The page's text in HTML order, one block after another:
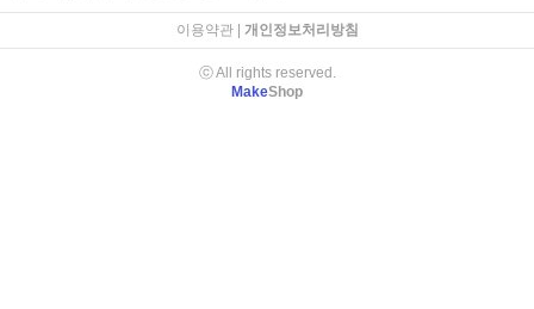
이용약관| 개인정보처리방침
ⓒ All rights reserved.
MakeShop